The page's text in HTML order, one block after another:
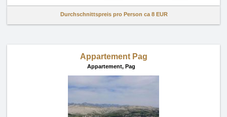
Durchschnittspreis pro Person ca 8 EUR
Appartement Pag
Appartement, Pag